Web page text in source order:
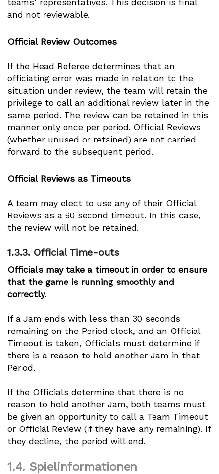
teams‘ representatives. This decision is final
and not reviewable.
Official Review Outcomes
If the Head Referee determines that an
officiating error was made in relation to the
situation under review, the team will retain the
privilege to call an additional review later in the
same period. The review can be retained in this
manner only once per period. Official Reviews
(whether unused or retained) are not carried
forward to the subsequent period.
Official Reviews as Timeouts
A team may elect to use any of their Official
Reviews as a 60 second timeout. In this case,
the review will not be retained.
1.3.3. Official Time-outs
Officials may take a timeout in order to ensure
that the game is running smoothly and
correctly.
If a Jam ends with less than 30 seconds
remaining on the Period clock, and an Official
Timeout is taken, Officials must determine if
there is a reason to hold another Jam in that
Period.
If the Officials determine that there is no
reason to hold another Jam, both teams must
be given an opportunity to call a Team Timeout
or Official Review (if they have any remaining). If
they decline, the period will end.
1.4. Spielinformationen